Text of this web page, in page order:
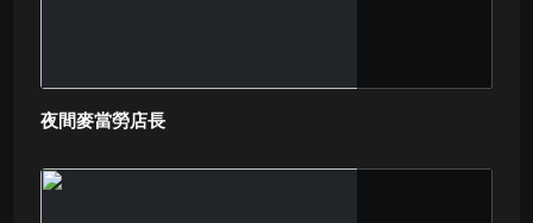
夜間麥當勞店長